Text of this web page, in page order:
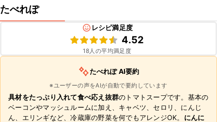
たべれぽ
レシピ満足度
4.52
18人の平均満足度
たべれぽ AI要約
※ユーザーの声をAIが自動で要約しています
具材をたっぷり入れて食べ応え抜群のトマトスープです。基本の
ベーコンやマッシュルームに加え、キャベツ、セロリ、にんじ
ん、エリンギなど、冷蔵庫の野菜を何でもアレンジOK。 にんに